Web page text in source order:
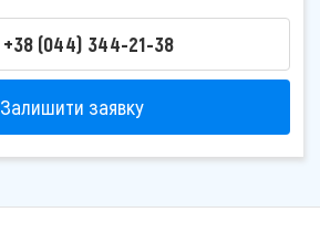
+38 (044) 344-21-38
Залишити заявку